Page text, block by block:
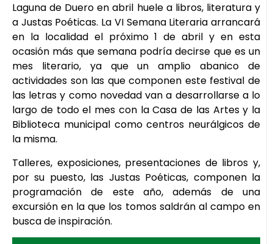
Laguna de Duero en abril huele a libros, literatura y
a Justas Poéticas. La VI Semana Literaria arrancará
en la localidad el próximo 1 de abril y en esta
ocasión más que semana podría decirse que es un
mes literario, ya que un amplio abanico de
actividades son las que componen este festival de
las letras y como novedad van a desarrollarse a lo
largo de todo el mes con la Casa de las Artes y la
Biblioteca municipal como centros neurálgicos de
la misma.
Talleres, exposiciones, presentaciones de libros y,
por su puesto, las Justas Poéticas, componen la
programación de este año, además de una
excursión en la que los tomos saldrán al campo en
busca de inspiración.